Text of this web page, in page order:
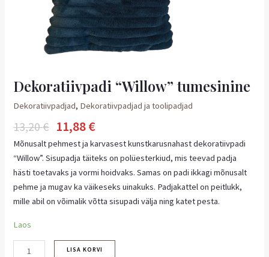
Dekoratiivpadi “Willow” tumesinine
Dekoratiivpadjad, Dekoratiivpadjad ja toolipadjad
13,20€ 11,88€
Mõnusalt pehmest ja karvasest kunstkarusnahast dekoratiivpadi
“Willow”. Sisupadja täiteks on polüesterkiud, mis teevad padja
hästi toetavaks ja vormi hoidvaks. Samas on padi ikkagi mõnusalt
pehme ja mugav ka väikeseks uinakuks. Padjakattel on peitlukk,
mille abil on võimalik võtta sisupadi välja ning katet pesta.
Laos
LISA KORVI